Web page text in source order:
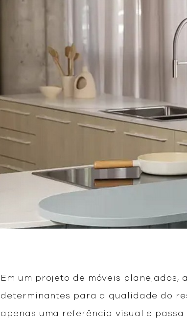
Em um projeto de móveis
determinantes para a qualidade do
apenas uma referência visual e